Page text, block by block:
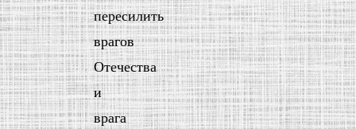
пересилить
врагов
Отечества
и
врага